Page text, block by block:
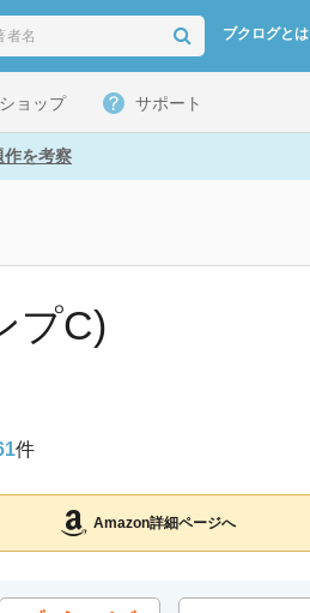
ブクログとは
ョップ サポート
作を考察
プC)
件
Amazon詳細ページへ